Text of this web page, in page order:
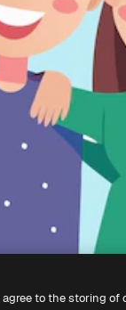
to the storing